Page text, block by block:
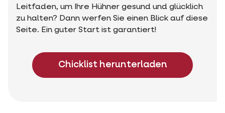
Leitfaden, um Ihre Hühner gesund und glücklich
zu halten? Dann werfen Sie einen Blick auf diese
Seite. Ein guter Start ist garantiert!
Chicklist herunterladen